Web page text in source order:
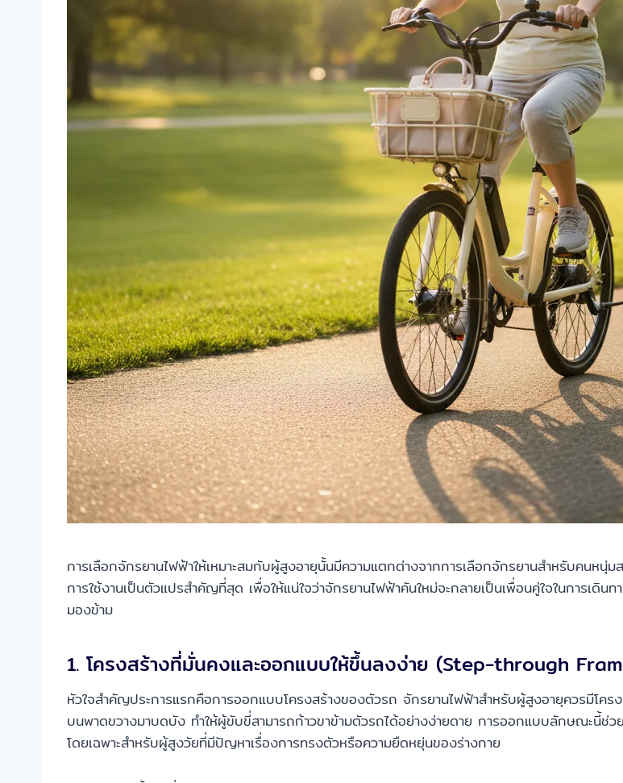
การเลือกจักรยานไฟฟ้าให้เหมาะสมกับผู้สูงอายุนั้นมีความแตกต่างจากการเลือกจักรยานสำหรับคนหนุ่
การใช้งานเป็นตัวแปรสำคัญที่สุด เพื่อให้แน่ใจว่าจักรยานไฟฟ้าคันใหม่จะกลายเป็นเพื่อนคู่ใจในการเ
มองข้าม
1. โครงสร้างที่มั่นคงและออกแบบให้ขึ้นลงง่าย (Step-through
หัวใจสำคัญประการแรกคือการออกแบบโครงสร้างของตัวรถ จักรยานไฟฟ้าสำหรับผู้สูงอายุควรมีโ
บนพาดขวางมาบดบัง ทำให้ผู้ขับขี่สามารถก้าวขาข้ามตัวรถได้อย่างง่ายดาย การออกแบบลักษณะนี้ช่
โดยเฉพาะสำหรับผู้สูงวัยที่มีปัญหาเรื่องการทรงตัวหรือความยืดหยุ่นของร่างกาย